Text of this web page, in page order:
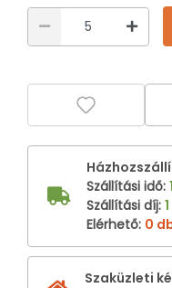
Szállítási idő:
Szállítási díj:
Elérhető: 0
Szaküzleti